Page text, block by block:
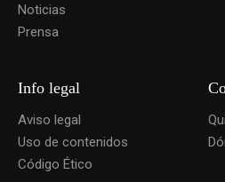
Noticias
Prensa
Info legal
Aviso legal
Uso de contenidos
Código Ético